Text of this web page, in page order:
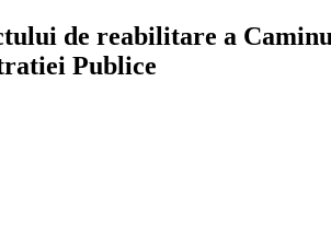
de reabilitare a
Publice